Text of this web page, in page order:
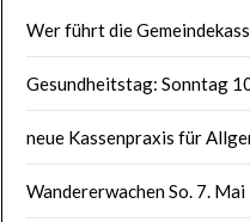
Wer führt die
Gesundheitstag: Sonntag
neue Kassenpraxis für
Wandererwachen So. 7. Mai